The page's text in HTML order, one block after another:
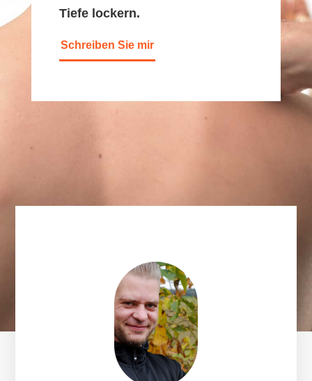
Tiefe lockern.
Schreiben Sie mir